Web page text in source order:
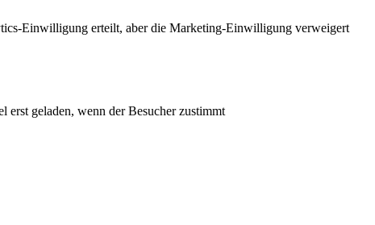
Einwilligung erteilt, aber die Marketing-Einwilligung verweigert
geladen, wenn der Besucher zustimmt